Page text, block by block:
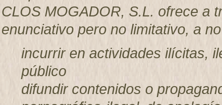
CLOS MOGADOR, S.L. ofrece a
enunciativo pero no limitativo, a
incurrir en actividades ilícitas,
público
difundir contenidos o